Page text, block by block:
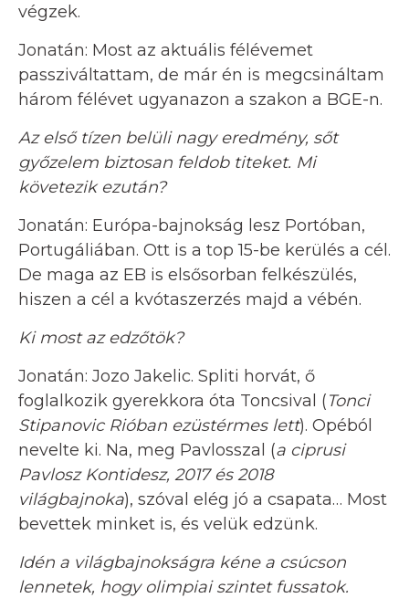
végzek.
Jonatán: Most az aktuális félévemet
passziváltattam, de már én is megcsináltam
három félévet ugyanazon a szakon a BGE-n.
Az első tízen belüli nagy eredmény, sőt
győzelem biztosan feldob titeket. Mi
követezik ezután?
Jonatán: Európa-bajnokság lesz Portóban,
Portugáliában. Ott is a top 15-be kerülés a cél.
De maga az EB is elsősorban felkészülés,
hiszen a cél a kvótaszerzés majd a vébén.
Ki most az edzőtök?
Jonatán: Jozo Jakelic. Spliti horvát, ő
foglalkozik gyerekkora óta Toncsival (Tonci
Stipanovic Rióban ezüstérmes lett). Opéból
nevelte ki. Na, meg Pavlosszal (a ciprusi
Pavlosz Kontidesz, 2017 és 2018
világbajnoka), szóval elég jó a csapata… Most
bevettek minket is, és velük edzünk.
Idén a világbajnokságra kéne a csúcson
lennetek, hogy olimpiai szintet fussatok.